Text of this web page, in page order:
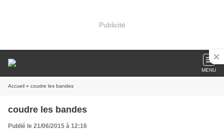
Publicité
MENU
Accueil » coudre les bandes
coudre les bandes
Publié le 21/06/2015 à 12:16